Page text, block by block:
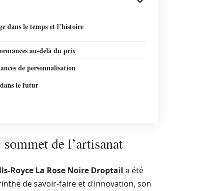
dans le temps et l’histoire
au-delà du prix
de personnalisation
le futur
de l’artisanat
Royce La Rose Noire Droptail a été
de savoir-faire et d’innovation, son